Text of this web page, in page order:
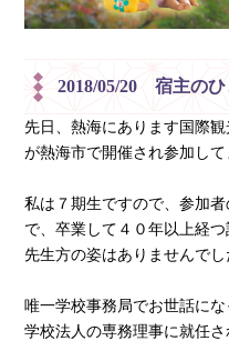
2018/05/20 宿主のひ
先日、熱海にあります国際
が熱海市で開催され参加して
私は７期生ですので、参加
で、卒業して４０年以上経
先生方の姿はありませんでし
唯一学校事務局でお世話に
学校法人の専務理事に就任